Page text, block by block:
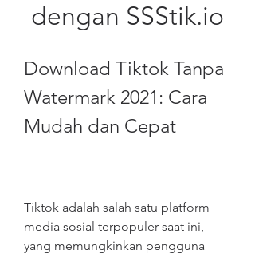
dengan SSStik.io
Download Tiktok Tanpa
Watermark 2021: Cara
Mudah dan Cepat
Tiktok adalah salah satu platform
media sosial terpopuler saat ini,
yang memungkinkan pengguna